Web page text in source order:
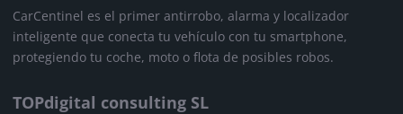
CarCentinel es el primer antirrobo, alarma y localizador
inteligente que conecta tu vehículo con tu smartphone,
protegiendo tu coche, moto o flota de posibles robos.
TOPdigital consulting SL